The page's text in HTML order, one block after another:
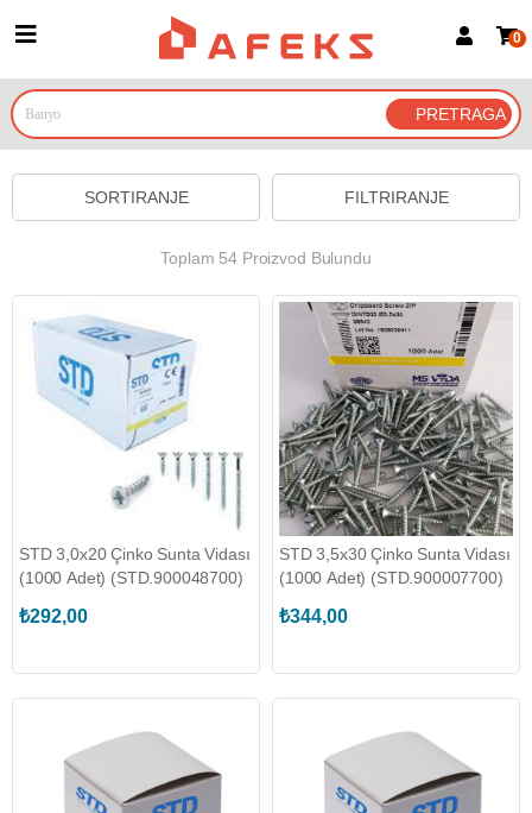
Prijava za članove
Prijavite se Google nalogom
0
FILTRIRANJE
SORTIRANJE
Toplam 54 Proizvod Bulundu
STD 3,0x20 Çinko Sunta Vidası
(1000 Adet) (STD.900048700)
₺292,00
STD 3,5x30 Çinko Sunta Vidası
(1000 Adet) (STD.900007700)
₺344,00